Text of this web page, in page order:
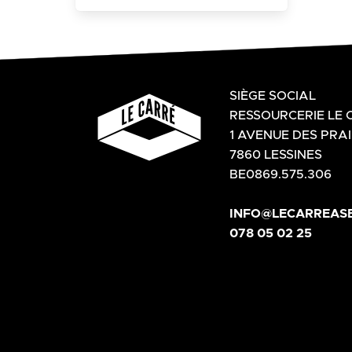
SIÈGE SOCIAL
RESSOURCERIE LE
1 AVENUE DES
7860 LESSINES
BE0869.575.306
078 05 02 25